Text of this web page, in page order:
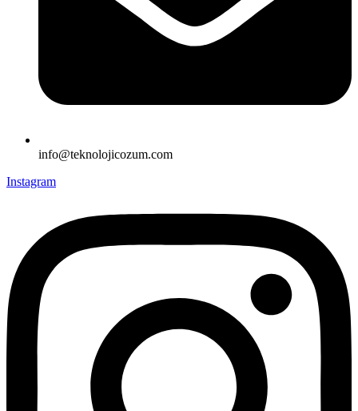
info@teknolojicozum.com
Instagram